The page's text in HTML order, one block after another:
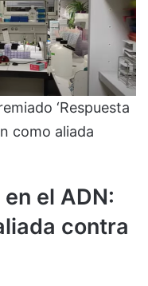
‘Respuesta
como aliada
el ADN:
contra